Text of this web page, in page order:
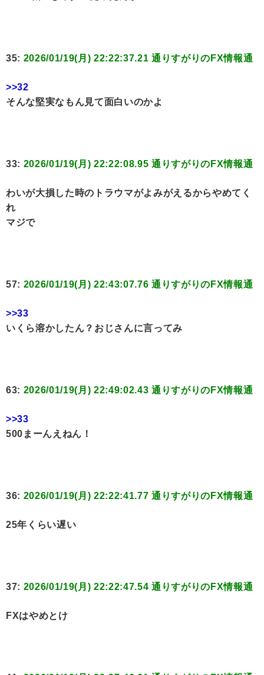
35: 2026/01/19(月) 22:22:37.21 通りすがりのFX情報通
>>32
そんな堅実なもん見て面白いのかよ
33: 2026/01/19(月) 22:22:08.95 通りすがりのFX情報通
わいが大損した時のトラウマがよみがえるからやめてく
れ
マジで
57: 2026/01/19(月) 22:43:07.76 通りすがりのFX情報通
>>33
いくら溶かしたん？おじさんに言ってみ
63: 2026/01/19(月) 22:49:02.43 通りすがりのFX情報通
>>33
500まーんえねん！
36: 2026/01/19(月) 22:22:41.77 通りすがりのFX情報通
25年くらい遅い
37: 2026/01/19(月) 22:22:47.54 通りすがりのFX情報通
FXはやめとけ